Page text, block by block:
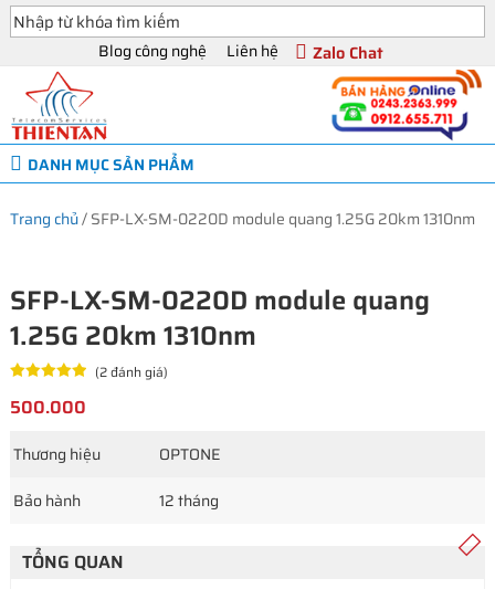
Blog công nghệ Liên hệ Zalo Chat
DANH MỤC SẢN PHẨM
Trang chủ/SFP-LX-SM-0220D module quang 1.25G 20km 1310nm
SFP-LX-SM-0220D module quang
1.25G 20km 1310nm
(2 đánh giá)
500.000
Thương hiệu
OPTONE
Bảo hành
12 tháng
TỔNG QUAN